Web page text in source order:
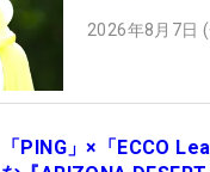
2026年8月7日
「PING」×「ECCO